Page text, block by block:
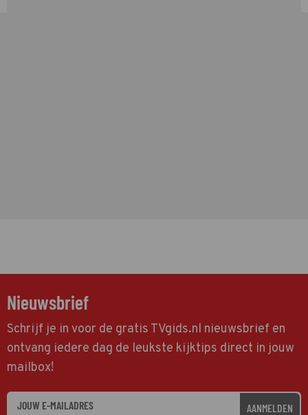
Nieuwsbrief
Schrijf je in voor de gratis TVgids.nl nieuwsbrief en
ontvang iedere dag de leukste kijktips direct in jouw
mailbox!
AANMELDEN